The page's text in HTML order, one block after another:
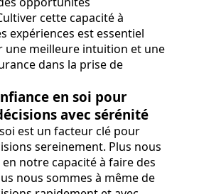
cette capacité à
expériences est essentiel
une meilleure intuition et une
dans la prise de
en soi pour
avec sérénité
est un facteur clé pour
sereinement. Plus nous
notre capacité à faire des
nous sommes à même de